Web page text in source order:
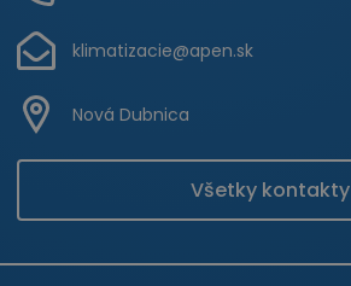
klimatizacie@apen.sk
Nová Dubnica
Všetky kontakty